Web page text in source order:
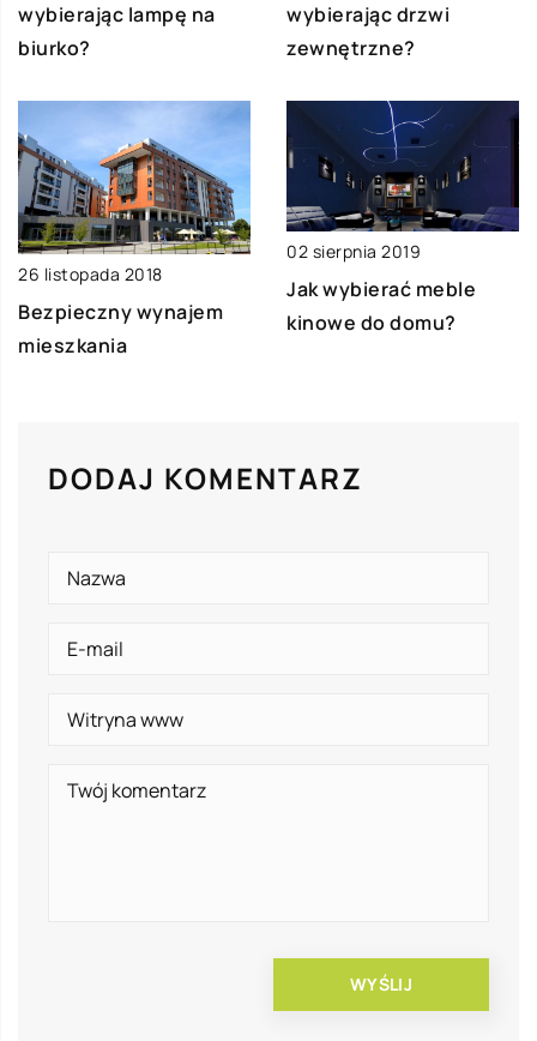
wybierając lampę na
biurko?
wybierając drzwi
zewnętrzne?
26 listopada 2018
Bezpieczny wynajem
mieszkania
02 sierpnia 2019
Jak wybierać meble
kinowe do domu?
DODAJ KOMENTARZ